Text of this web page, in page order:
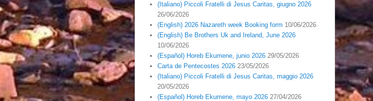
(Italiano) Piccoli Fratelli di Jesus Caritas, giugno 2026
26/06/2026
(English) 2026 Nazareth week Booking form 10/06/2026
(English) Be Brothers Uk and Ireland, June 2026
10/06/2026
(Español) Horeb Ekumene, junio 2026 29/05/2026
Carta de Pentecostes 2026 23/05/2026
(Italiano) Piccoli Fratelli di Jesus Caritas, maggio 2026
20/05/2026
(Español) Horeb Ekumene, mayo 2026 27/04/2026